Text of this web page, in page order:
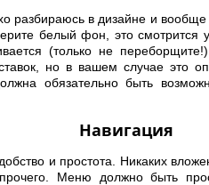
разбираюсь в дизайне и
белый фон, это смотрится
(только не
но в вашем случае это
обязательно быть
Навигация
и простота. Никаких
Меню должно быть